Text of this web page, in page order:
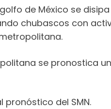
de México se
chubascos con
se pronostica
del SMN.